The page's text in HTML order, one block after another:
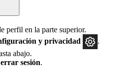
perfil en la parte superior.
y privacidad
.
abajo.
sesión.